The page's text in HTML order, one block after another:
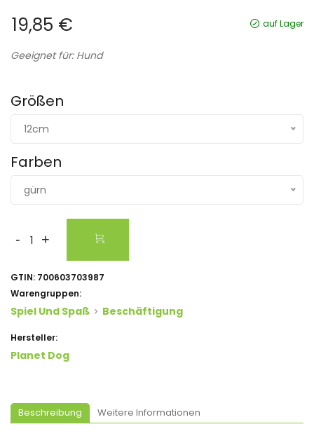
19,85 € auf Lager
Geeignet für: Hund
Größen
12cm
Farben
gürn
- +
GTIN: 700603703987
Warengruppen:
Spiel Und Spaß Beschäftigung
Hersteller:
Planet Dog
Beschreibung Weitere Informationen